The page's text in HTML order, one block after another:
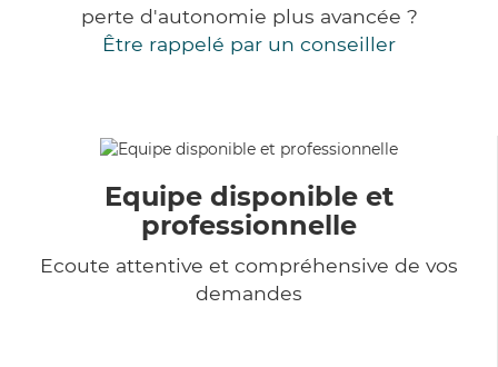
perte d'autonomie plus avancée ?
Être rappelé par un conseiller
Equipe disponible et
professionnelle
Ecoute attentive et compréhensive de vos
demandes